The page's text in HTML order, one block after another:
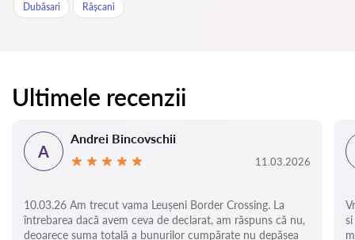
Dubăsari Râșcani
Ultimele recenzii
A
Andrei Bincovschii
11.03.2026
10.03.26 Am trecut vama Leușeni Border Crossing. La
întrebarea dacă avem ceva de declarat, am răspuns că nu,
deoarece suma totală a bunurilor cumpărate nu depășea